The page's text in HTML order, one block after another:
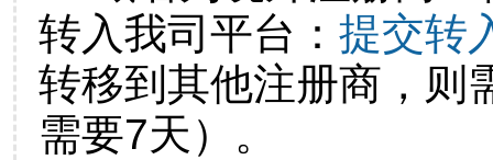
转入我司平台： 提交转
转移到其他注册商，则
需要7天）。